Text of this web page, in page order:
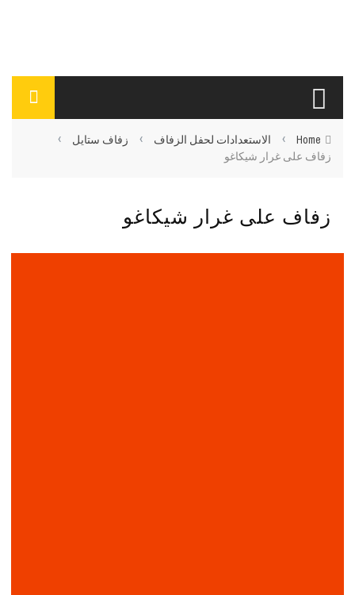
Home
› الاستعدادات لحفل الزفاف › زفاف ستايل ›
زفاف على غرار شيكاغو
زفاف على غرار شيكاغو